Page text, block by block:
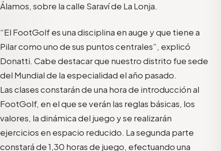
Álamos, sobre la calle Saraví de La Lonja.
“El FootGolf es una disciplina en auge y que tiene a
Pilar como uno de sus puntos centrales”, explicó
Donatti. Cabe destacar que nuestro distrito fue sede
del Mundial de la especialidad el año pasado.
Las clases constarán de una hora de introducción al
FootGolf, en el que se verán las reglas básicas, los
valores, la dinámica del juego y se realizarán
ejercicios en espacio reducido. La segunda parte
constará de 1,30 horas de juego, efectuando una